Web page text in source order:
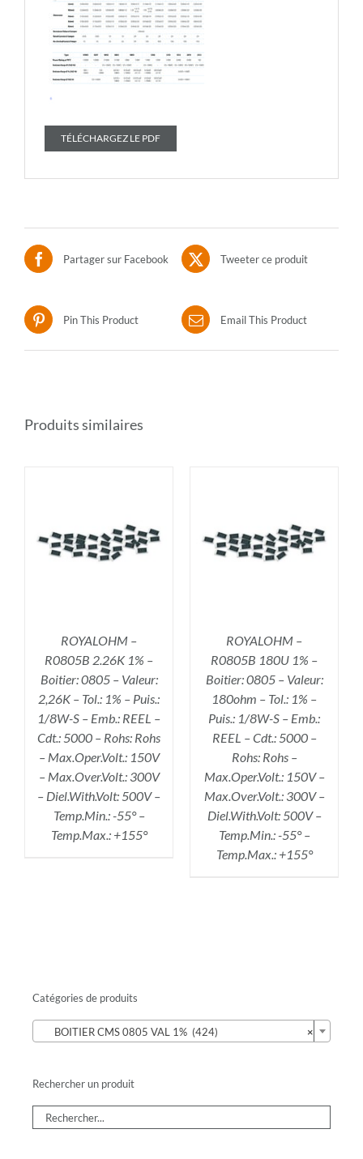
TÉLÉCHARGEZ LE PDF
Partager sur Facebook Tweeter ce produit
Pin This Product Email This Product
Produits similaires
ROYALOHM –
R0805B 2.26K 1% –
Boitier: 0805 – Valeur:
2,26K – Tol.: 1% – Puis.:
1/8W-S – Emb.: REEL –
Cdt.: 5000 – Rohs: Rohs
– Max.Oper.Volt.: 150V
– Max.Over.Volt.: 300V
– Diel.With.Volt: 500V –
Temp.Min.: -55° –
Temp.Max.: +155°
AJOUTER AU PANIER
/
DÉTAILS
ROYALOHM –
R0805B 180U 1% –
Boitier: 0805 – Valeur:
180ohm – Tol.: 1% –
Puis.: 1/8W-S – Emb.:
REEL – Cdt.: 5000 –
Rohs: Rohs –
Max.Oper.Volt.: 150V –
Max.Over.Volt.: 300V –
Diel.With.Volt: 500V –
Temp.Min.: -55° –
Temp.Max.: +155°
Catégories de produits
×
BOITIER CMS 0805 VAL 1% (424)
Rechercher un produit